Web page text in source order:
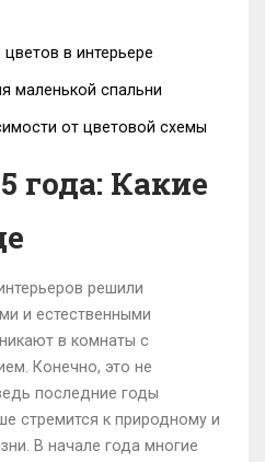
в интерьере
маленькой спальни
от цветовой схемы
года: Какие
решили
и естественными
в комнаты с
Конечно, это не
последние годы
стремится к природному и
В начале года многие